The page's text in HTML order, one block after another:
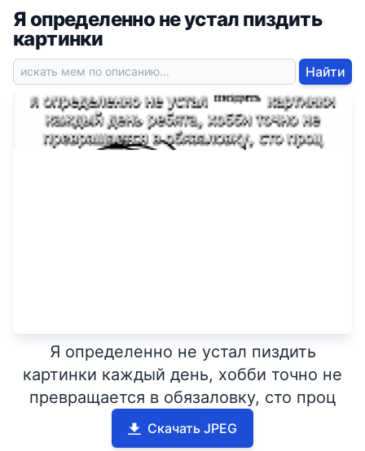
Я определенно не устал пиздить
картинки
Найти
Я определенно не устал пиздить
картинки каждый день, хобби точно не
превращается в обязаловку, сто проц
Скачать JPEG